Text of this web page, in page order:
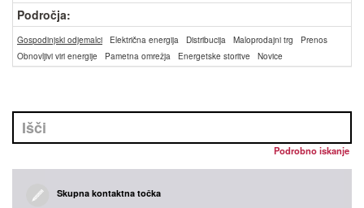
Področja:
Gospodinjski odjemalci Električna energija Distribucija Maloprodajni trg
Prenos
Obnovljivi viri energije
Pametna omrežja Energetske storitve Novice
Podrobno iskanje
Skupna kontaktna točka